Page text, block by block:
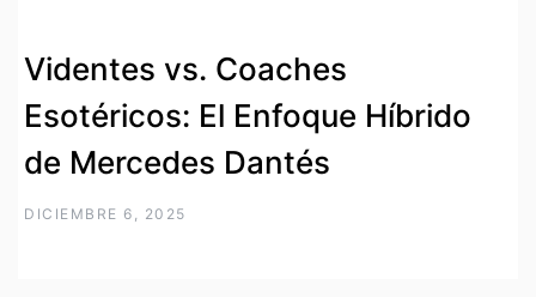
Videntes vs. Coaches
Esotéricos: El Enfoque Híbrido
de Mercedes Dantés
DICIEMBRE 6, 2025